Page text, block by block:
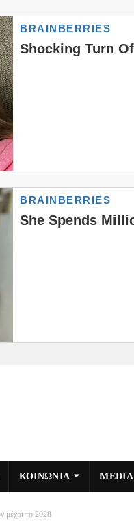
ΚΟΙΝΩΝΙΑ MEDIA
μέχρι το 2028